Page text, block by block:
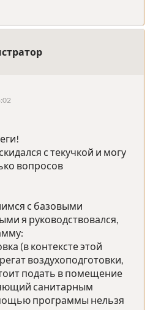
с текучкой и могу
вопросов
с базовыми
я руководствовался,
(в контексте этой
воздухоподготовки,
подать в помещение
санитарным
программы нельзя